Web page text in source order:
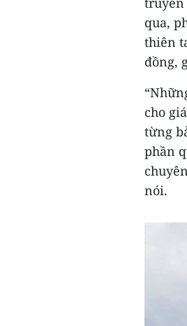
qua,
thiên
đồng,
cho
từng
phần
nói.